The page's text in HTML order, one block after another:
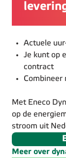
Actuele
Je kunt op
contract
Combineer
Met Eneco
op de
stroom uit
Meer over